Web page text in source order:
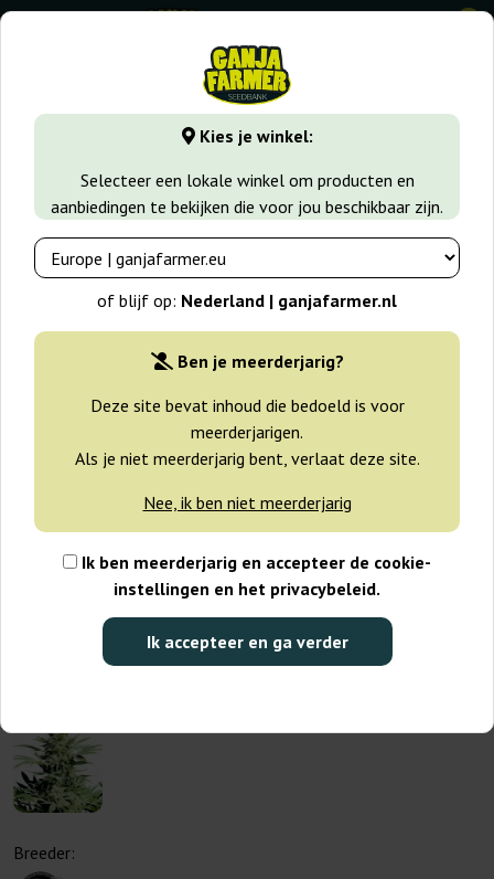
Kies je winkel:
Selecteer een lokale winkel om producten en
aanbiedingen te bekijken die voor jou beschikbaar zijn.
of blijf op: Nederland | ganjafarmer.nl
Ben je meerderjarig?
Deze site bevat inhoud die bedoeld is voor
meerderjarigen.
Als je niet meerderjarig bent, verlaat deze site.
Nee, ik ben niet meerderjarig
Ik ben meerderjarig en accepteer de cookie-
instellingen en het privacybeleid.
Ik accepteer en ga verder
0
GanjaFarmer.nl Wiet soorten Skunk Shiva Skunk
-25%
+gratisie
Breeder: